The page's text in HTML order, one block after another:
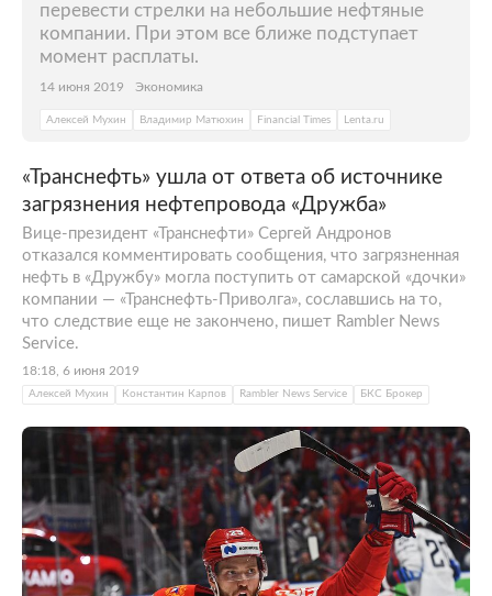
перевести стрелки на небольшие нефтяные
компании. При этом все ближе подступает
момент расплаты.
14 июня 2019 Экономика
Алексей Мухин Владимир Матюхин Financial Times Lenta.ru
«Транснефть» ушла от ответа об источнике
загрязнения нефтепровода «Дружба»
Вице-президент «Транснефти» Сергей Андронов
отказался комментировать сообщения, что загрязненная
нефть в «Дружбу» могла поступить от самарской «дочки»
компании — «Транснефть-Приволга», сославшись на то,
что следствие еще не закончено, пишет Rambler News
Service.
18:18, 6 июня 2019
Алексей Мухин Константин Карпов Rambler News Service БКС Брокер